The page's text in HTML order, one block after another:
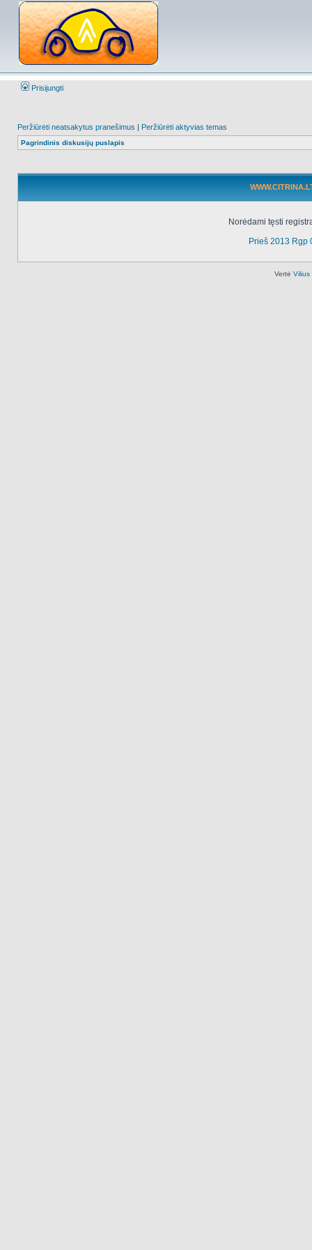
Prisijungti
Peržiūrėti neatsakytus pranešimus | Peržiūrėti aktyvias temas
Pagrindinis diskusijų puslapis
Norėdami tęsti
Prieš 2013 Rgp
Vertė Vilius